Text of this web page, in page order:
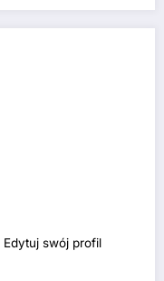
Edytuj swój profil